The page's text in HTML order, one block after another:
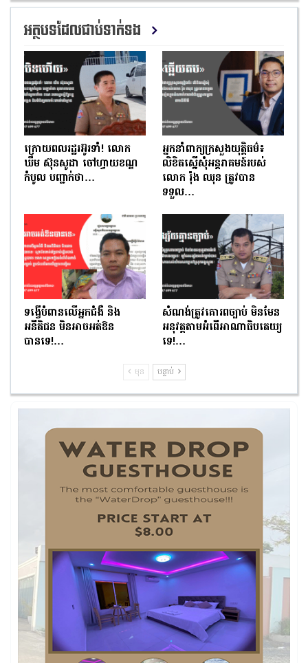
អត្ថបទដែលជាប់ទាក់ទង
ក្រោយពលរដ្ឋរអ៊ូរទាំ! លោក
ឃឹម ស៊ុនសូដា ចៅហ្វាយខណ្ឌ
កំបូល បញ្ជាក់ថា…
អ្នកនាំពាក្យក្រសួងយុត្តិធម៌៖
លិខិតស្នើសុំអន្តរាគមន៍របស់
លោក រ៉ុង ឈុន ត្រូវបាន
ទទួល…
ទង្វើបំពានលើអ្នកជំងឺ និង
អនីតិជន មិនអាចអត់ឱន
បានទេ!…
សំណង់ត្រូវគោរពច្បាប់ មិនមែន
អនុវត្តតាមអំពើអាណាធិបតេយ្យ
ទេ!…
មុន បន្ទាប់